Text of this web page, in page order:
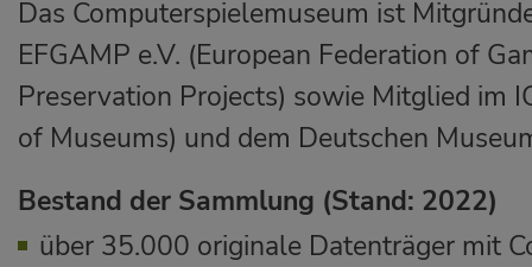
Das Computerspielemuseum ist
EFGAMP e.V. (European Federation of
Preservation Projects) sowie Mitglied im
of Museums) und dem Deutschen
Bestand der Sammlung (Stand: 2022)
über 35.000 originale Datenträger mit